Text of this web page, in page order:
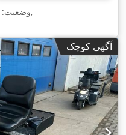
وضعیت:,
آگهی کوچک